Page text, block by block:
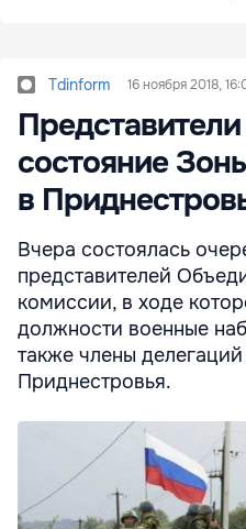
Tdinform 16 ноября 2018,
состояние
в
Вчера состоялась
представителей
комиссии, в ходе
должности военные
также члены
Приднестровья.